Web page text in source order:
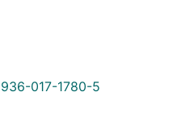
017-1780-5